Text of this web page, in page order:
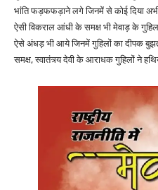
भांति फड़फफड़ाने लगे जिनमें से कोई दिया
ऐसी विकराल आंधी के समक्ष भी मेवाड़ के
ऐसे अंधड़ भी आये जिनमें गुहिलों का दीपक
समक्ष, स्वातंत्र्य देवी के आराधक गुहिलों ने